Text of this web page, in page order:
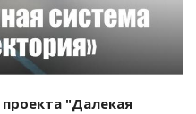
"Далекая